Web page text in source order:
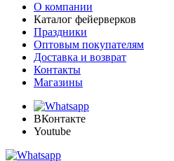
О компании
Каталог фейерверков
Праздники
Оптовым покупателям
Доставка и возврат
Контакты
Магазины
ВКонтакте
Youtube